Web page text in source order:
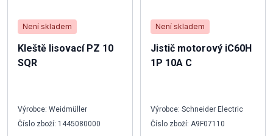
Není skladem
Kleště lisovací PZ 10
SQR
Výrobce: Weidmüller
Číslo zboží: 1445080000
Není skladem
Jistič motorový iC60H
1P 10A C
Výrobce: Schneider Electric
Číslo zboží: A9F07110